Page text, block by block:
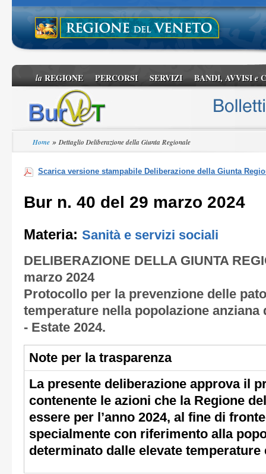
laREGIONE PERCORSI SERVIZI BANDI, AVVISIe
Home »Dettaglio Deliberazione della Giunta Regionale
Scarica versione stampabile Deliberazione della Giunta
Bur n. 40 del 29 marzo 2024
Materia: Sanità e servizi sociali
DELIBERAZIONE DELLA GIUNTA
marzo 2024
Protocollo per la prevenzione delle
temperature nella popolazione anziana
- Estate 2024.
Note per la trasparenza
La presente deliberazione approva il
contenente le azioni che la Regione
essere per l’anno 2024, al fine di
specialmente con riferimento alla
determinato dalle elevate temperature